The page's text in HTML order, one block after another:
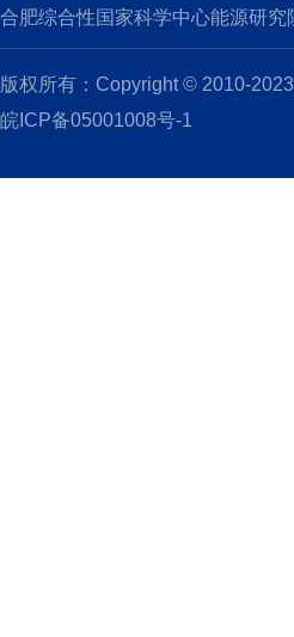
合肥综合性国家科学中心能源研究
版权所有：Copyright © 2010-
皖ICP备05001008号-1